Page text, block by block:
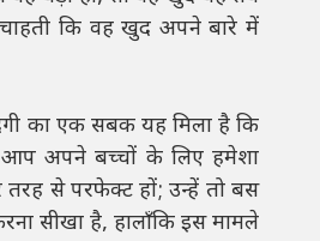
कि वह खुद अपने बारे में
का एक सबक यह मिला है कि
आप अपने बच्चों के लिए हमेशा
तरह से परफेक्ट हों; उन्हें तो बस
सीखा है, हालाँकि इस मामले